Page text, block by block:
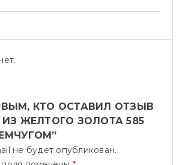
КТО ОСТАВИЛ ОТЗЫВ
ИЗ ЖЕЛТОГО ЗОЛОТА 585
не будет опубликован.